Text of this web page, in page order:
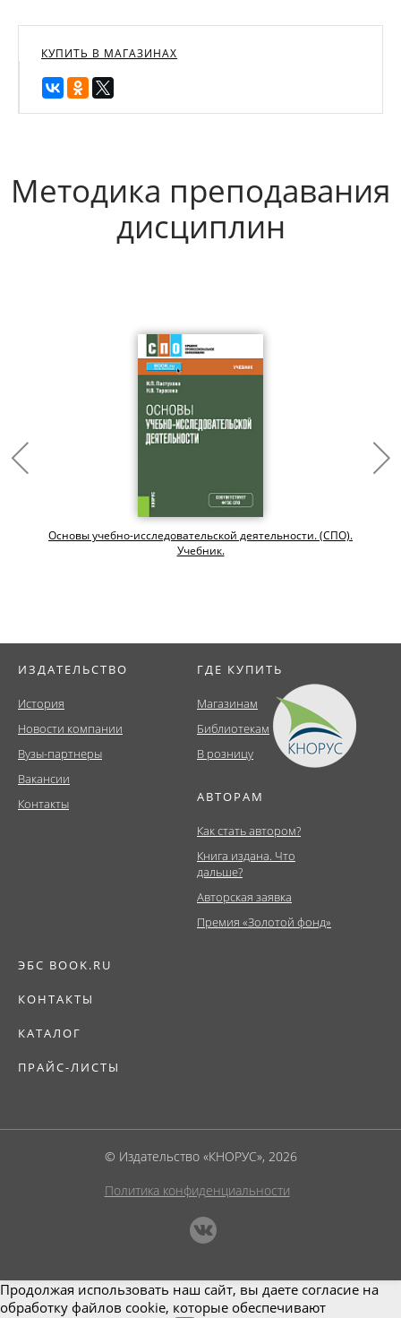
КУПИТЬ В МАГАЗИНАХ
Методика преподавания
дисциплин
Основы учебно-исследовательской деятельности. (СПО).
Учебник.
ИЗДАТЕЛЬСТВО
История
Новости компании
Вузы-партнеры
Вакансии
Контакты
ГДЕ КУПИТЬ
Магазинам
Библиотекам
В розницу
АВТОРАМ
Как стать автором?
Книга издана. Что
дальше?
Авторская заявка
Премия «Золотой фонд»
ЭБС BOOK.RU
КОНТАКТЫ
КАТАЛОГ
ПРАЙС-ЛИСТЫ
© Издательство «КНОРУС», 2026
Политика конфиденциальности
Продолжая использовать наш сайт, вы даете согласие на
обработку файлов cookie, которые обеспечивают